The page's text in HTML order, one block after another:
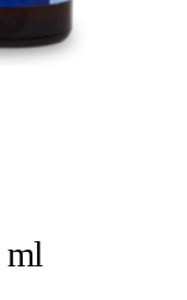
ml